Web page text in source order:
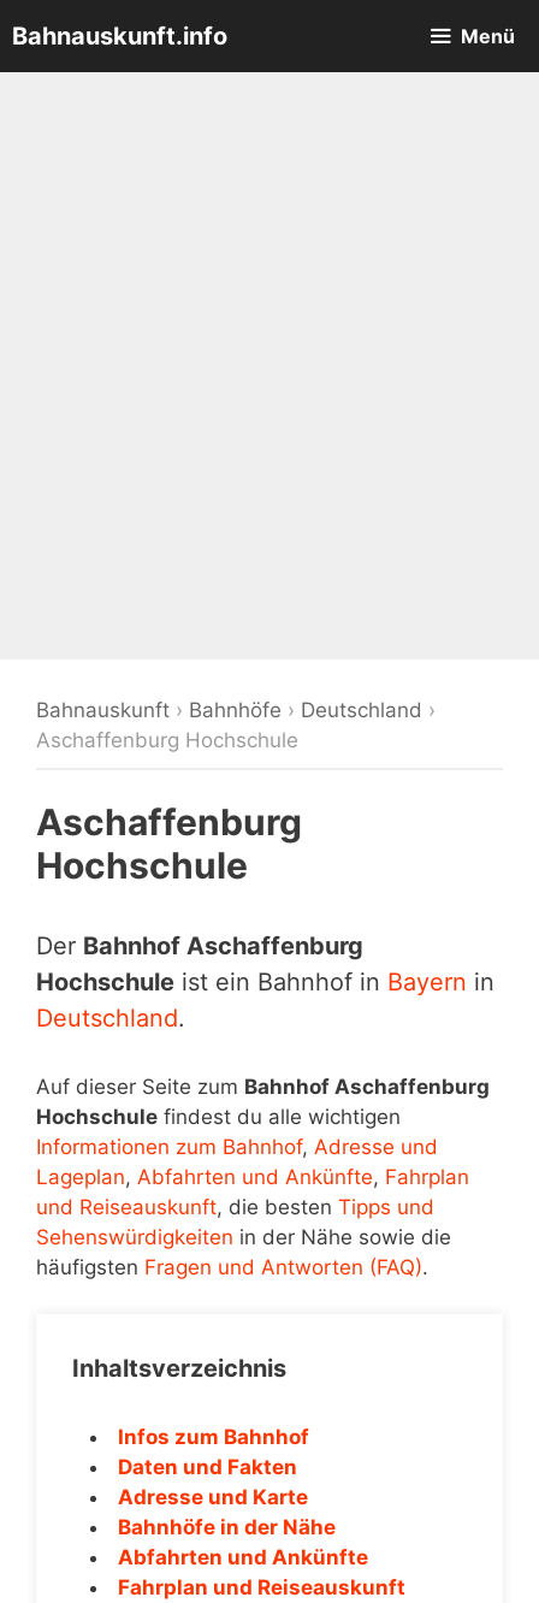
Inhalt
springen
Bahnauskunft.info Menü
Bahnauskunft › Bahnhöfe › Deutschland ›
Aschaffenburg Hochschule
Aschaffenburg
Hochschule
Der Bahnhof Aschaffenburg
Hochschule ist ein Bahnhof in Bayern in
Deutschland.
Auf dieser Seite zum Bahnhof Aschaffenburg
Hochschule findest du alle wichtigen
Informationen zum Bahnhof, Adresse und
Lageplan, Abfahrten und Ankünfte, Fahrplan
und Reiseauskunft, die besten Tipps und
Sehenswürdigkeiten in der Nähe sowie die
häufigsten Fragen und Antworten (FAQ).
Inhaltsverzeichnis
Infos zum Bahnhof
Daten und Fakten
Adresse und Karte
Bahnhöfe in der Nähe
Abfahrten und Ankünfte
Fahrplan und Reiseauskunft